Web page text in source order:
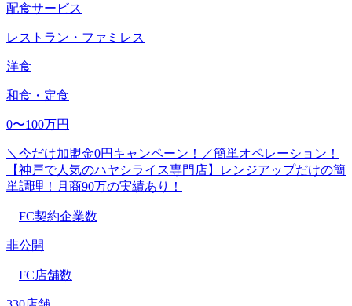
配食サービス
レストラン・ファミレス
洋食
和食・定食
0〜100万円
＼今だけ加盟金0円キャンペーン！／簡単オペレーション！
【神戸で人気のハヤシライス専門店】レンジアップだけの簡
単調理！月商90万の実績あり！
FC契約企業数
非公開
FC店舗数